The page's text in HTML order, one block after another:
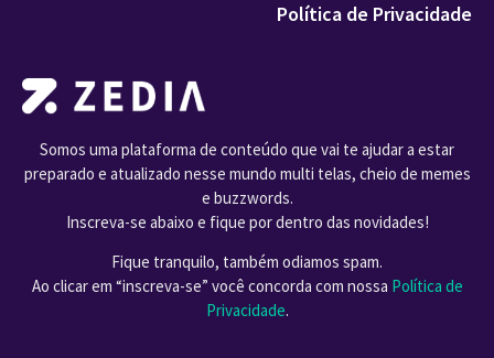
Somos uma plataforma de conteúdo que vai te ajudar a estar
preparado e atualizado nesse mundo multi telas, cheio de memes
e buzzwords.
Inscreva-se abaixo e fique por dentro das novidades!
Fique tranquilo, também odiamos spam.
Ao clicar em “inscreva-se” você concorda com nossa Política de
Privacidade.
Política de Privacidade